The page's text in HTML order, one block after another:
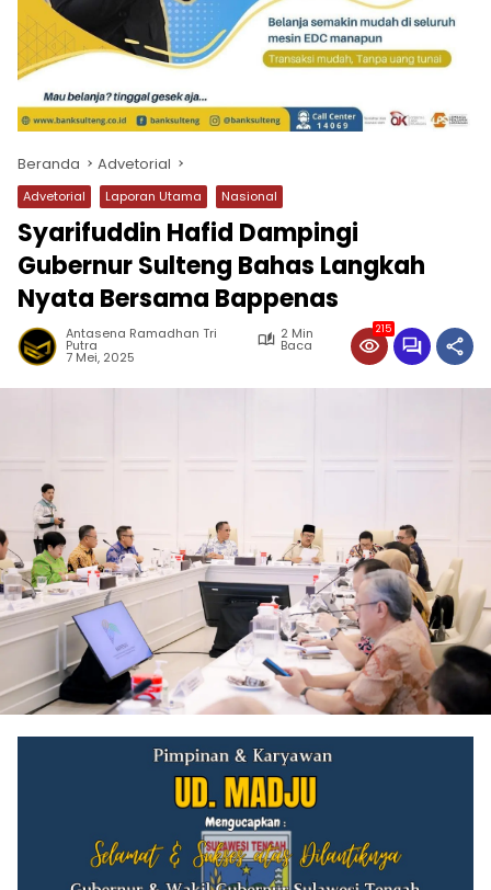
Beranda Advetorial
Advetorial Laporan Utama Nasional
Syarifuddin Hafid Dampingi
Gubernur Sulteng Bahas Langkah
Nyata Bersama Bappenas
Antasena Ramadhan Tri
Putra
2 Min
Baca
7 Mei, 2025
215